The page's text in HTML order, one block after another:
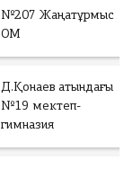
№207 Жаңатұрмыс
ОМ
Д.Қонаев атындағы
№19 мектеп-
гимназия